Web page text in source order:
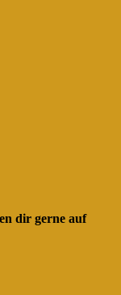
dir gerne auf